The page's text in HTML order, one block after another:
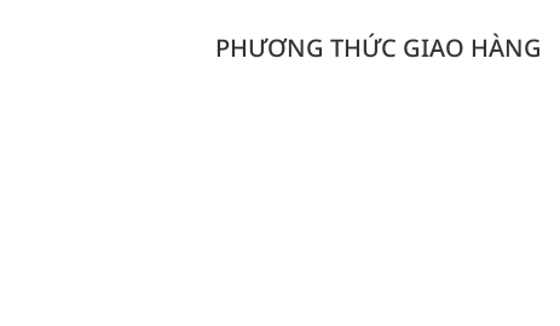
PHƯƠNG THỨC GIAO HÀNG